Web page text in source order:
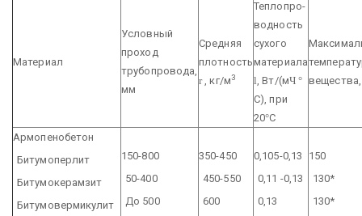
Материал
Условный
проход
трубопровода,
мм
Средняя
плотность
r, кг/м3
Теплопро-
водность
сухого
материала
l , Вт/(мЧ °
С), при
20°С
Армопенобетон
Битумоперлит
Битумокерамзит
Битумовермикулит
150-800
50-400
До 500
350-450
450-550
600
0,105-0,13
0,11 -0,13
0,13
150
130*
130*